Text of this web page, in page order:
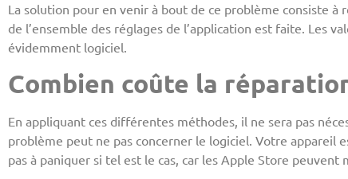
La solution pour en venir à bout de ce problème consiste
de l’ensemble des réglages de l’application est faite. Les
évidemment logiciel.
Combien coûte la
En appliquant ces différentes méthodes, il ne sera pas
problème peut ne pas concerner le logiciel. Votre appareil
pas à paniquer si tel est le cas, car les Apple Store